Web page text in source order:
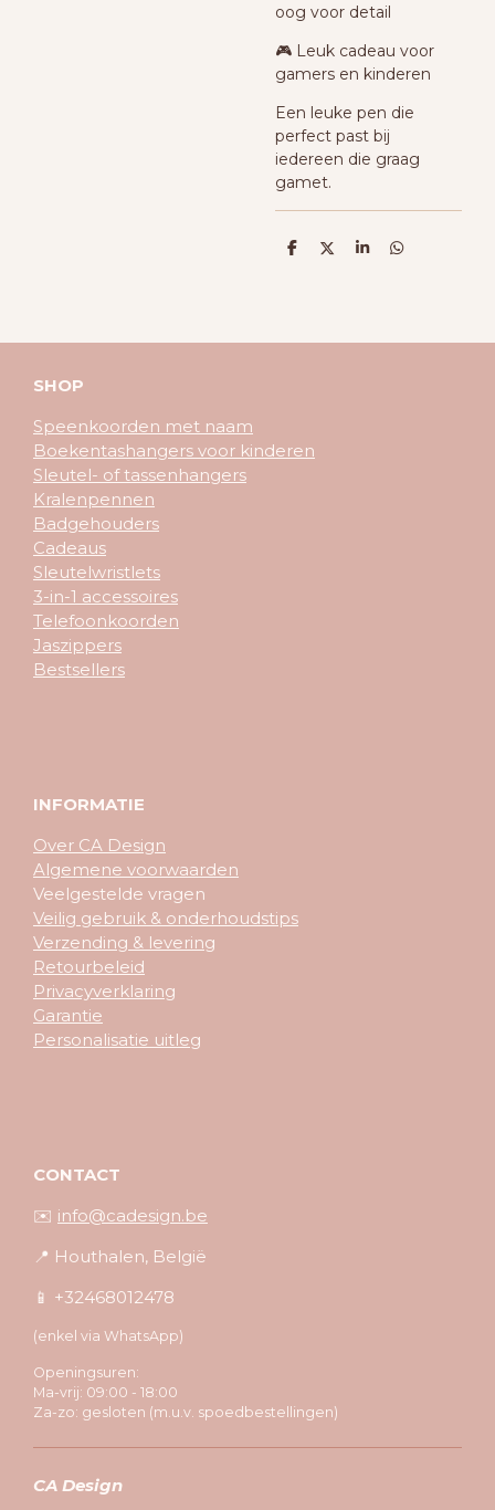
oog voor detail
🎮 Leuk cadeau voor
gamers en kinderen
Een leuke pen die
perfect past bij
iedereen die graag
gamet.
D
D
S
D
SHOP
Speenkoorden met naam
Boekentashangers voor kinderen
Sleutel- of tassenhangers
Kralenpennen
Badgehouders
Cadeaus
Sleutelwristlets
3-in-1 accessoires
Telefoonkoorden
Jaszippers
Bestsellers
INFORMATIE
Over CA Design
Algemene voorwaarden
Veelgestelde vragen
Veilig gebruik & onderhoudstips
Verzending & levering
Retourbeleid
Privacyverklaring
Garantie
Personalisatie uitleg
CONTACT
✉️ info@cadesign.be
📍 Houthalen, België
📱 +32468012478
(enkel via WhatsApp)
Openingsuren:
Ma-vrij: 09:00 - 18:00
Za-zo: gesloten (m.u.v. spoedbestellingen)
CA Design